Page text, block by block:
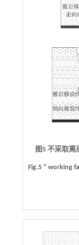
图5 不采取离
Fig.5 “ working